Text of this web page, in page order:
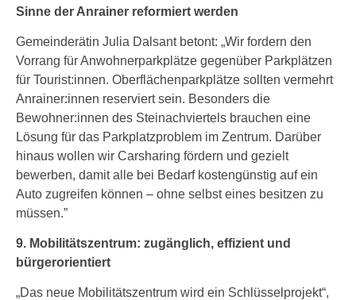
Sinne der Anrainer reformiert werden
Gemeinderätin Julia Dalsant betont: „Wir fordern den
Vorrang für Anwohnerparkplätze gegenüber Parkplätzen
für Tourist:innen. Oberflächenparkplätze sollten vermehrt
Anrainer:innen reserviert sein. Besonders die
Bewohner:innen des Steinachviertels brauchen eine
Lösung für das Parkplatzproblem im Zentrum. Darüber
hinaus wollen wir Carsharing fördern und gezielt
bewerben, damit alle bei Bedarf kostengünstig auf ein
Auto zugreifen können – ohne selbst eines besitzen zu
müssen.”
9. Mobilitätszentrum: zugänglich, effizient und
bürgerorientiert
„Das neue Mobilitätszentrum wird ein Schlüsselprojekt“,